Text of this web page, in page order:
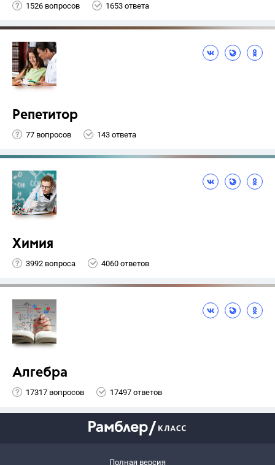
1526 вопросов 1653 ответа
Репетитор
77 вопросов 143 ответа
Химия
3992 вопроса 4060 ответов
Алгебра
17317 вопросов 17497 ответов
Полная версия